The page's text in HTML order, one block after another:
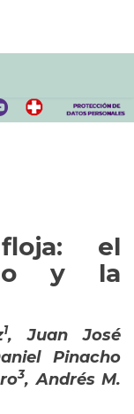
el
y la
1, Juan José
Pinacho
3, Andrés M.